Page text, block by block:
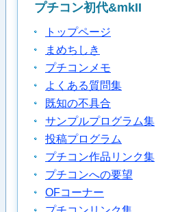
プチコン初代&mkII
トップページ
まめちしき
プチコンメモ
よくある質問集
既知の不具合
サンプルプログラム集
投稿プログラム
プチコン作品リンク集
プチコンへの要望
OFコーナー